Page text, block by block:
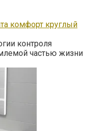
комфорт круглый
контроля
частью жизни